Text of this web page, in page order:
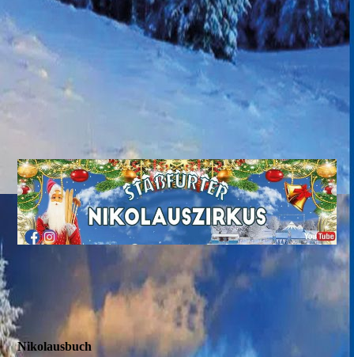
Nikolausbuch